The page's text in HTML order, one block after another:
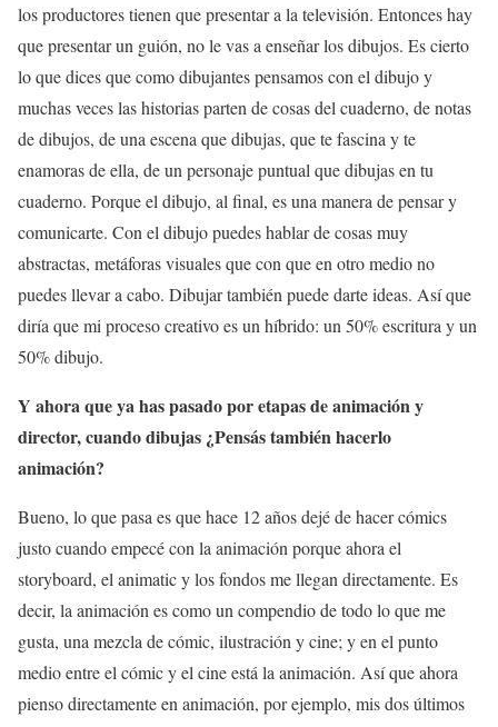
los productores tienen que presentar a la televisión. Entonces hay
que presentar un guión, no le vas a enseñar los dibujos. Es cierto
lo que dices que como dibujantes pensamos con el dibujo y
muchas veces las historias parten de cosas del cuaderno, de notas
de dibujos, de una escena que dibujas, que te fascina y te
enamoras de ella, de un personaje puntual que dibujas en tu
cuaderno. Porque el dibujo, al final, es una manera de pensar y
comunicarte. Con el dibujo puedes hablar de cosas muy
abstractas, metáforas visuales que con que en otro medio no
puedes llevar a cabo. Dibujar también puede darte ideas. Así que
diría que mi proceso creativo es un híbrido: un 50% escritura y un
50% dibujo.
Y ahora que ya has pasado por etapas de animación y
director, cuando dibujas ¿Pensás también hacerlo
animación?
Bueno, lo que pasa es que hace 12 años dejé de hacer cómics
justo cuando empecé con la animación porque ahora el
storyboard, el animatic y los fondos me llegan directamente. Es
decir, la animación es como un compendio de todo lo que me
gusta, una mezcla de cómic, ilustración y cine; y en el punto
medio entre el cómic y el cine está la animación. Así que ahora
pienso directamente en animación, por ejemplo, mis dos últimos